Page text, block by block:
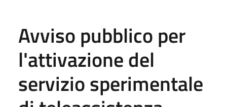
Avviso pubblico per
l'attivazione del
servizio sperimentale